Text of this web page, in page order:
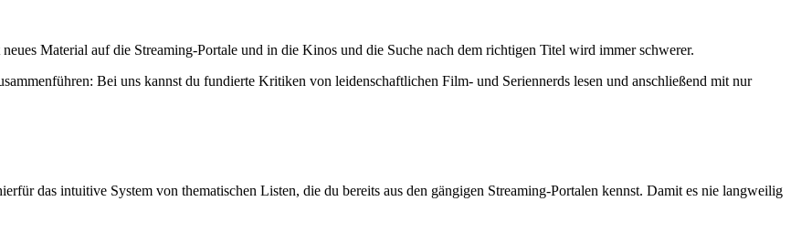
Material auf die Streaming-Portale und in die Kinos und die Suche nach dem richtigen Titel wird immer schwerer.
Bei uns kannst du fundierte Kritiken von leidenschaftlichen Film- und Seriennerds lesen und anschließend mit nur
das intuitive System von thematischen Listen, die du bereits aus den gängigen Streaming-Portalen kennst. Damit es nie langweilig